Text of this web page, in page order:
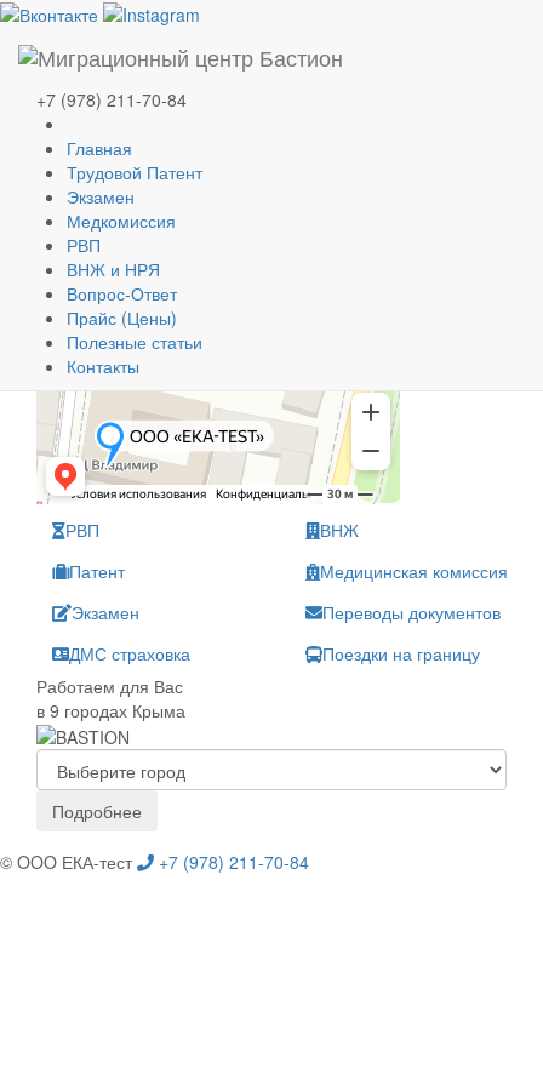
+7 (978) 211-70-84
Главная
Трудовой Патент
Экзамен
Медкомиссия
РВП
ВНЖ и НРЯ
Вопрос-Ответ
Прайс (Цены)
Полезные статьи
Контакты
Миграционные услуги в
Феодосии
Наш новый офис в Феодосии:
ул. Чехова 5 офис 228
БЦ "Владимир" +7-978-024-84-54
Профессионально оказываем поддержку иностранным
гражданам в подготовке документов на трудовой патент,
РВП, ВНЖ, гражданство.
Всё необходимое в одном месте.
РВП
ВНЖ
Патент
Медицинская комиссия
Экзамен
Переводы документов
ДМС страховка
Поездки на границу
Работаем для Вас
в 9 городах Крыма
Подробнее
© OOO ЕКА-тест +7 (978) 211-70-84